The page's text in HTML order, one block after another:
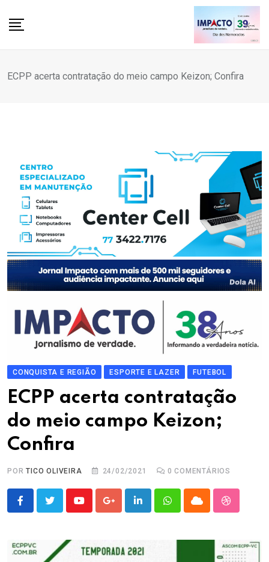
ECPP acerta contratação do meio campo Keizon; Confira
CONQUISTA E REGIÃO ESPORTE E LAZER FUTEBOL
ECPP acerta contratação
do meio campo Keizon;
Confira
PORTICO OLIVEIRA 24/02/2021 0 COMENTÁRIOS
YoutubeGoogle+LinkedInWhatsappCloud